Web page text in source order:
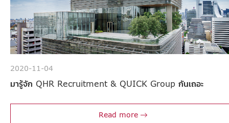
2020-11-04
มารู้จัก QHR Recruitment & QUICK Group กันเถอะ
Read more